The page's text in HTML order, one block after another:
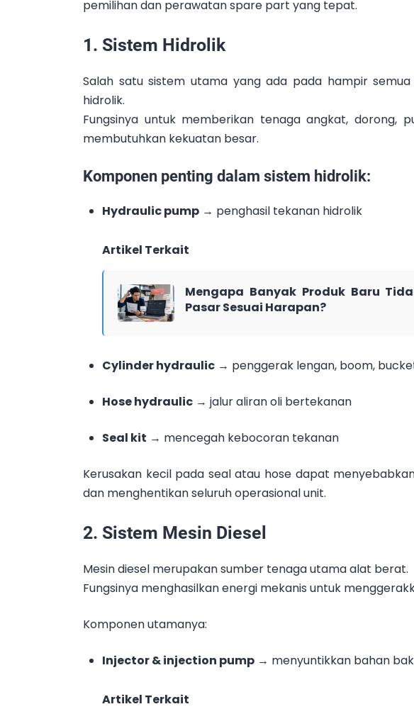
pemilihan dan perawatan spare part yang tepat.
1. Sistem Hidrolik
Salah satu sistem utama yang ada pada hampir
hidrolik.
Fungsinya untuk memberikan tenaga angkat, dorong,
membutuhkan kekuatan besar.
Komponen penting dalam sistem hidrolik:
Hydraulic pump → penghasil tekanan hidrolik
Artikel Terkait
Mengapa Banyak Produk Baru
Pasar Sesuai Harapan?
Cylinder hydraulic → penggerak lengan, boom,
Hose hydraulic → jalur aliran oli bertekanan
Seal kit → mencegah kebocoran tekanan
Kerusakan kecil pada seal atau hose dapat
dan menghentikan seluruh operasional unit.
2. Sistem Mesin Diesel
Mesin diesel merupakan sumber tenaga utama alat berat.
Fungsinya menghasilkan energi mekanis untuk
Komponen utamanya:
Injector & injection pump → menyuntikkan bahan
Artikel Terkait